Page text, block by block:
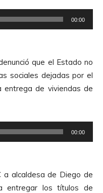
00:00
que el Estado no
sociales dejadas por el
entrega de viviendas de
00:00
a alcaldesa de Diego de
entregar los títulos de